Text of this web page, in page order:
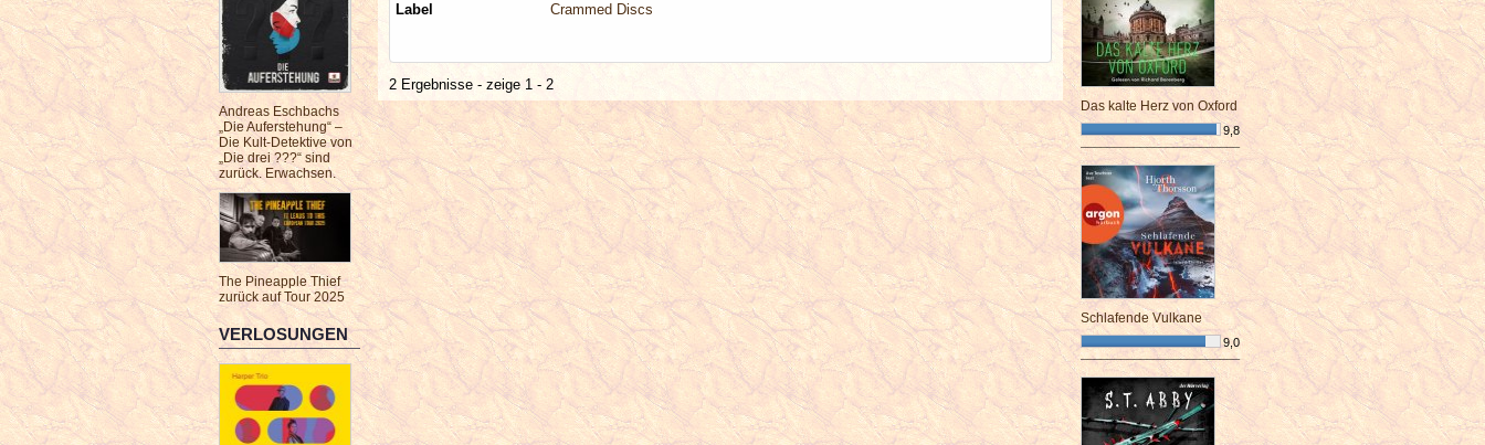
Andreas Eschbachs
„Die Auferstehung“ –
Die Kult-Detektive von
„Die drei ???“ sind
zurück. Erwachsen.
The Pineapple Thief
zurück auf Tour 2025
VERLOSUNGEN
Label
Crammed Discs
2 Ergebnisse - zeige 1 - 2
Das kalte Herz von Oxford
9,8
¯¯¯¯¯¯¯¯¯¯¯¯¯¯¯¯¯¯¯¯¯¯¯¯
Schlafende Vulkane
9,0
¯¯¯¯¯¯¯¯¯¯¯¯¯¯¯¯¯¯¯¯¯¯¯¯